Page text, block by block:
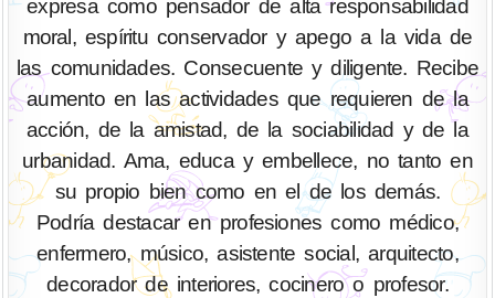
expresa como pensador de alta responsabilidad
moral, espíritu conservador y apego a la vida de
las comunidades. Consecuente y diligente. Recibe
aumento en las actividades que requieren de la
acción, de la amistad, de la sociabilidad y de la
urbanidad. Ama, educa y embellece, no tanto en
su propio bien como en el de los demás.
Podría destacar en profesiones como médico,
enfermero, músico, asistente social, arquitecto,
decorador de interiores, cocinero o profesor.